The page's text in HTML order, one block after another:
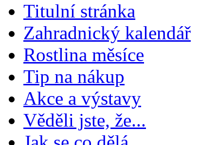
Titulní stránka
Zahradnický kalendář
Rostlina měsíce
Tip na nákup
Akce a výstavy
Věděli jste, že...